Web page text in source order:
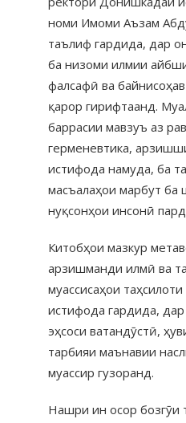
номи Имоми Аъзам
таълиф гардида, дар
ба низоми илмии
фалсафӣ ва
қарор гирифтаанд.
баррасии мавзуъ аз
герменевтика,
истифода намуда, ба
масъалаҳои марбут ба
нуқсонҳои инсонӣ
Китобҳои мазкур
арзишманди илмӣ ва
муассисаҳои
истифода гардида,
эҳсоси ватандӯстӣ,
тарбияи маънавии
муассир гузоранд.
Нашри ин осор бозгӯи